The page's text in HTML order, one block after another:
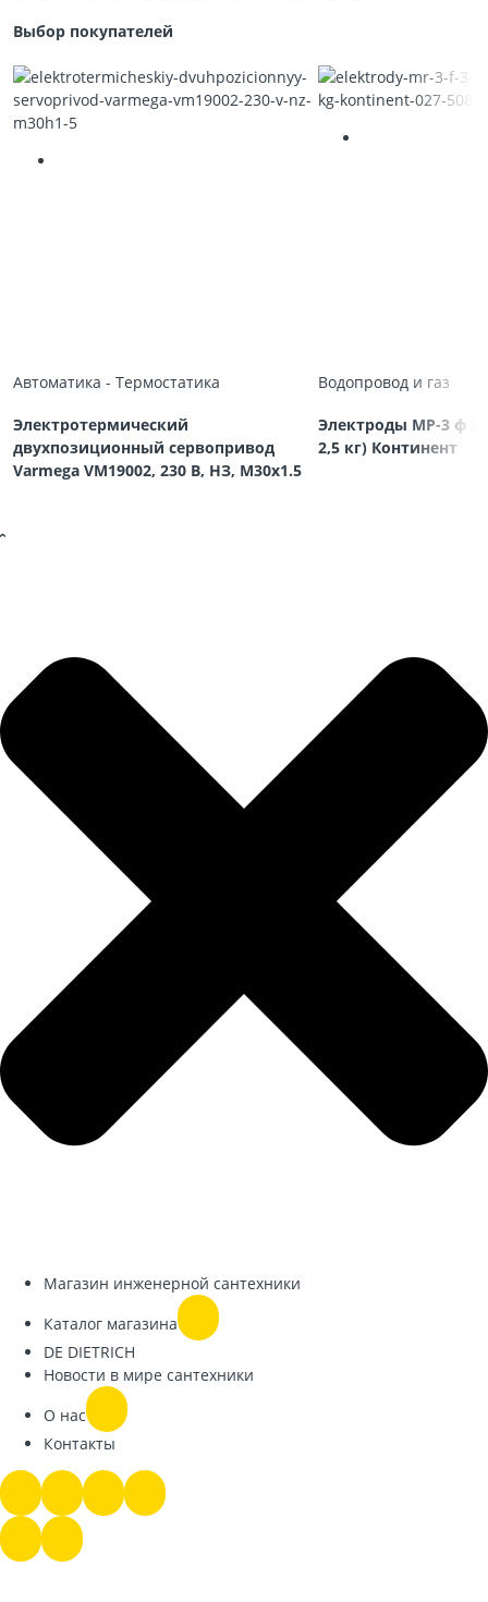
Выбор покупателей
Автоматика - Термостатика
Электротермический
двухпозиционный сервопривод
Varmega VM19002, 230 В, НЗ, M30х1.5
Водопровод и газ
Электроды МР-3 ф
2,5 кг) Континент
Магазин инженерной сантехники
Каталог магазина
DE DIETRICH
Новости в мире сантехники
О нас
Контакты